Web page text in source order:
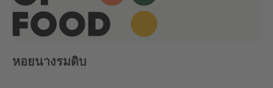
หอยนางรมดิบ